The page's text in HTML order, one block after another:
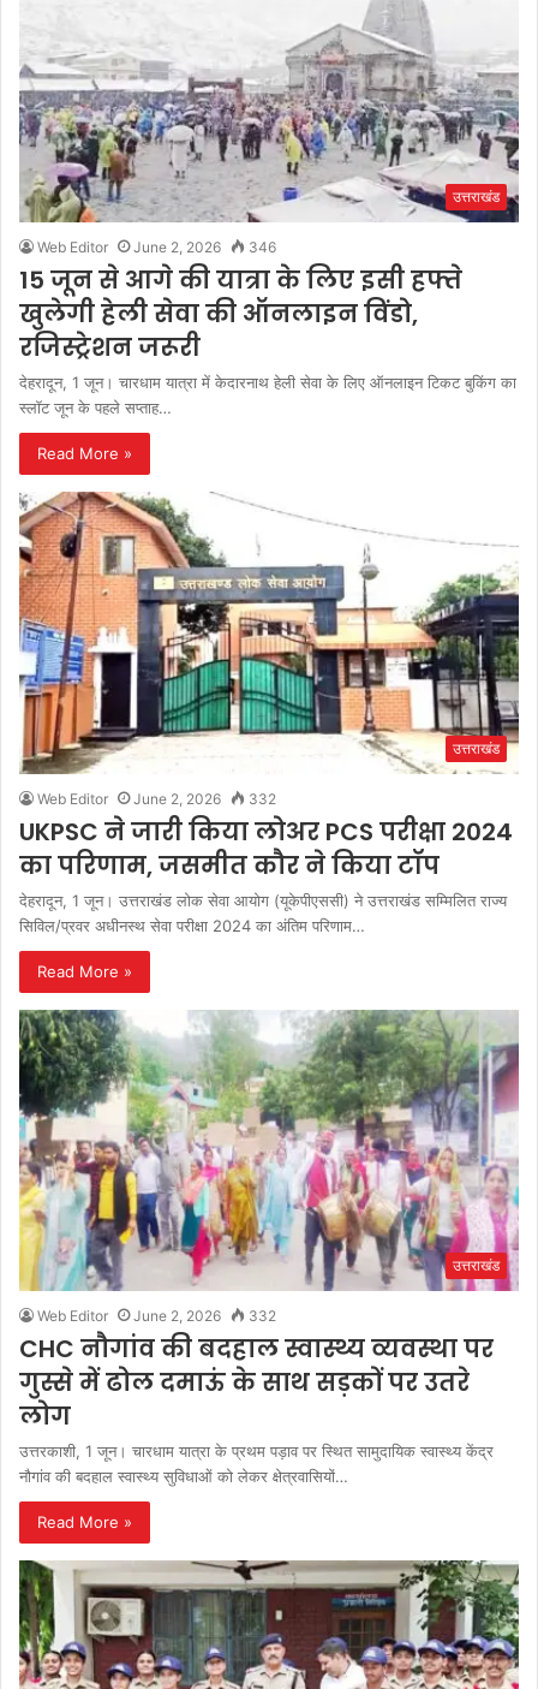
उत्तराखंड
Web Editor June 2, 2026 346
15 जून से आगे की यात्रा के लिए इसी हफ्ते
खुलेगी हेली सेवा की ऑनलाइन विंडो,
रजिस्ट्रेशन जरूरी
देहरादून, 1 जून। चारधाम यात्रा में केदारनाथ हेली सेवा के लिए ऑनलाइन टिकट बुकिंग का
स्लॉट जून के पहले सप्ताह…
Read More »
उत्तराखंड
Web Editor June 2, 2026 332
UKPSC ने जारी किया लोअर PCS परीक्षा 2024
का परिणाम, जसमीत कौर ने किया टॉप
देहरादून, 1 जून। उत्तराखंड लोक सेवा आयोग (यूकेपीएससी) ने उत्तराखंड सम्मिलित राज्य
सिविल/प्रवर अधीनस्थ सेवा परीक्षा 2024 का अंतिम परिणाम…
Read More »
उत्तराखंड
Web Editor June 2, 2026 332
CHC नौगांव की बदहाल स्वास्थ्य व्यवस्था पर
गुस्से में ढोल दमाऊं के साथ सड़कों पर उतरे
लोग
उत्तरकाशी, 1 जून। चारधाम यात्रा के प्रथम पड़ाव पर स्थित सामुदायिक स्वास्थ्य केंद्र
नौगांव की बदहाल स्वास्थ्य सुविधाओं को लेकर क्षेत्रवासियों…
Read More »